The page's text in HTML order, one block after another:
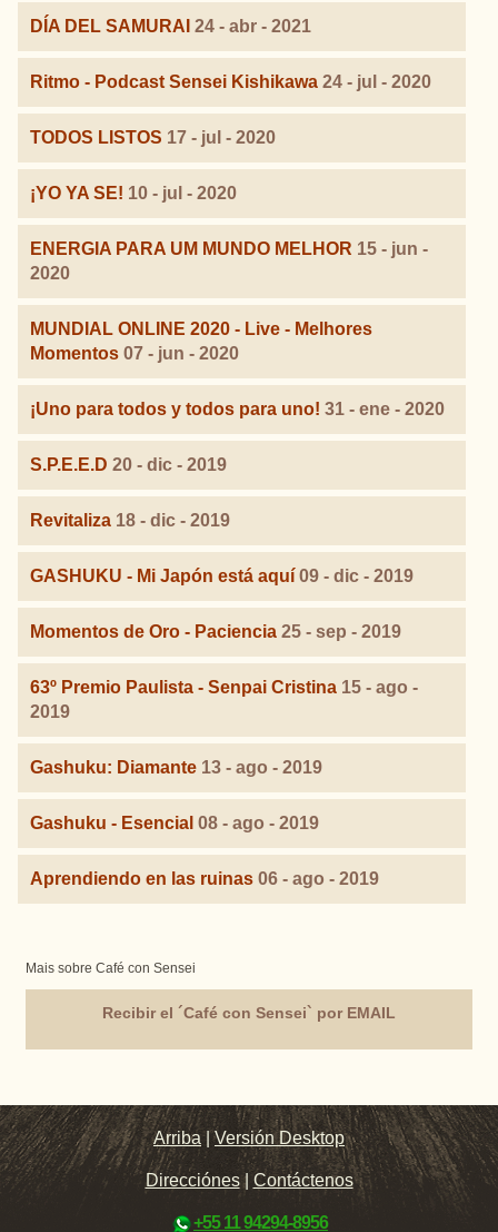
DÍA DEL SAMURAI 24 - abr - 2021
Ritmo - Podcast Sensei Kishikawa 24 - jul - 2020
TODOS LISTOS 17 - jul - 2020
¡YO YA SE! 10 - jul - 2020
ENERGIA PARA UM MUNDO MELHOR 15 - jun -
2020
MUNDIAL ONLINE 2020 - Live - Melhores
Momentos 07 - jun - 2020
¡Uno para todos y todos para uno! 31 - ene - 2020
S.P.E.E.D 20 - dic - 2019
Revitaliza 18 - dic - 2019
GASHUKU - Mi Japón está aquí 09 - dic - 2019
Momentos de Oro - Paciencia 25 - sep - 2019
63º Premio Paulista - Senpai Cristina 15 - ago -
2019
Gashuku: Diamante 13 - ago - 2019
Gashuku - Esencial 08 - ago - 2019
Aprendiendo en las ruinas 06 - ago - 2019
Mais sobre Café con Sensei
Recibir el ´Café con Sensei` por EMAIL
Arriba |Versión Desktop
Direcciónes| Contáctenos
+55 11 94294-8956